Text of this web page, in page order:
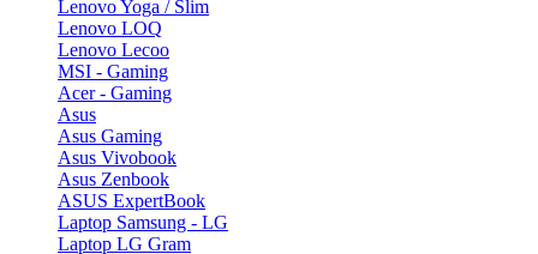
Lenovo Yoga / Slim
Lenovo LOQ
Lenovo Lecoo
MSI - Gaming
Acer - Gaming
Asus
Asus Gaming
Asus Vivobook
Asus Zenbook
ASUS ExpertBook
Laptop Samsung - LG
Laptop LG Gram